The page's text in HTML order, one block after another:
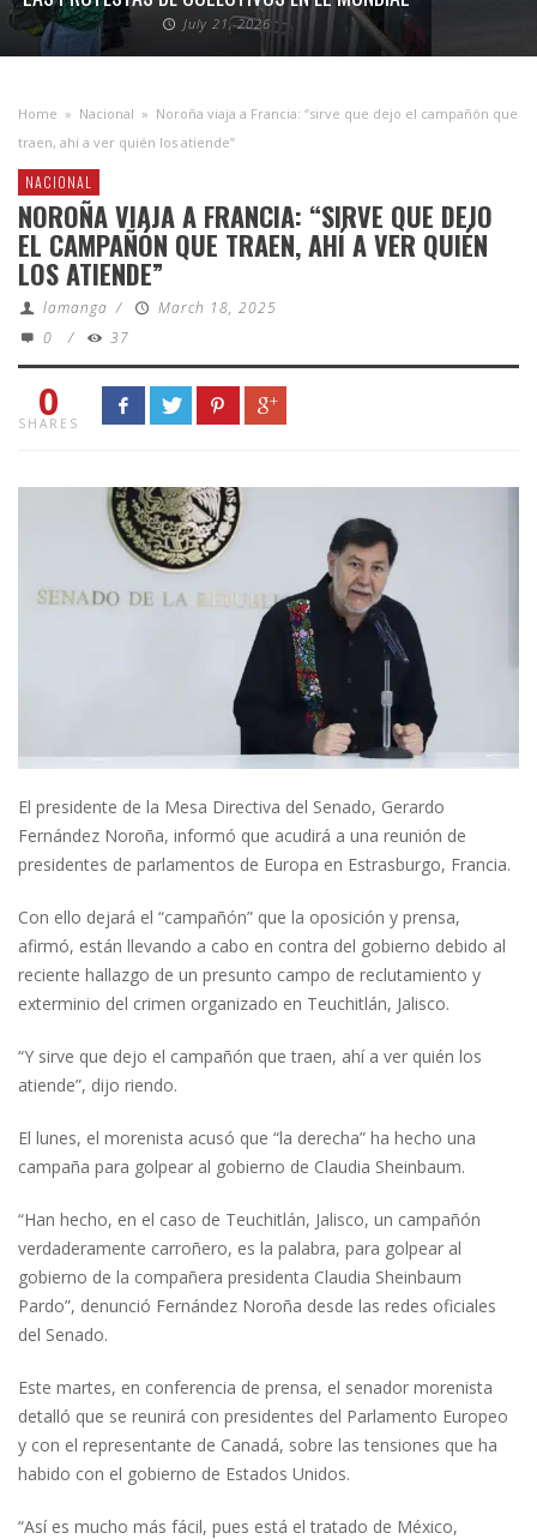
July 21, 2026
Home » Nacional » Noroña viaja a Francia: “sirve que dejo el campañón que
traen, ahí a ver quién los atiende”
NACIONAL
NOROÑA VIAJA A FRANCIA: “SIRVE QUE DEJO
EL CAMPAÑÓN QUE TRAEN, AHÍ A VER QUIÉN
LOS ATIENDE”
lamanga /
March 18, 2025
0
/ 37
0
SHARES
El presidente de la Mesa Directiva del Senado, Gerardo
Fernández Noroña, informó que acudirá a una reunión de
presidentes de parlamentos de Europa en Estrasburgo, Francia.
Con ello dejará el “campañón” que la oposición y prensa,
afirmó, están llevando a cabo en contra del gobierno debido al
reciente hallazgo de un presunto campo de reclutamiento y
exterminio del crimen organizado en Teuchitlán, Jalisco.
“Y sirve que dejo el campañón que traen, ahí a ver quién los
atiende”, dijo riendo.
El lunes, el morenista acusó que “la derecha” ha hecho una
campaña para golpear al gobierno de Claudia Sheinbaum.
“Han hecho, en el caso de Teuchitlán, Jalisco, un campañón
verdaderamente carroñero, es la palabra, para golpear al
gobierno de la compañera presidenta Claudia Sheinbaum
Pardo”, denunció Fernández Noroña desde las redes oficiales
del Senado.
Este martes, en conferencia de prensa, el senador morenista
detalló que se reunirá con presidentes del Parlamento Europeo
y con el representante de Canadá, sobre las tensiones que ha
habido con el gobierno de Estados Unidos.
“Así es mucho más fácil, pues está el tratado de México,